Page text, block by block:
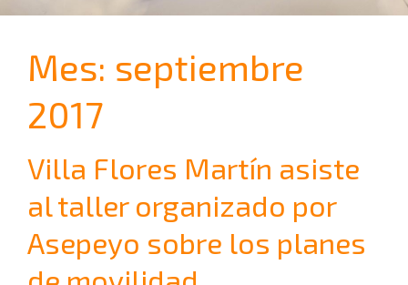
Mes: septiembre
2017
Villa Flores Martín asiste
al taller organizado por
Asepeyo sobre los planes